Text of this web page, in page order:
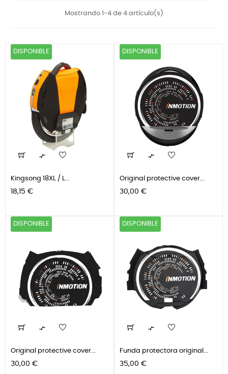
Mostrando 1-4 de 4 artículo(s)
DISPONIBLE

Kingsong 18XL / L...
Precio
18,15 €
DISPONIBLE

Original protective cover...
Precio
30,00 €
DISPONIBLE

Original protective cover...
Precio
30,00 €
DISPONIBLE

Funda protectora original...
Precio
35,00 €